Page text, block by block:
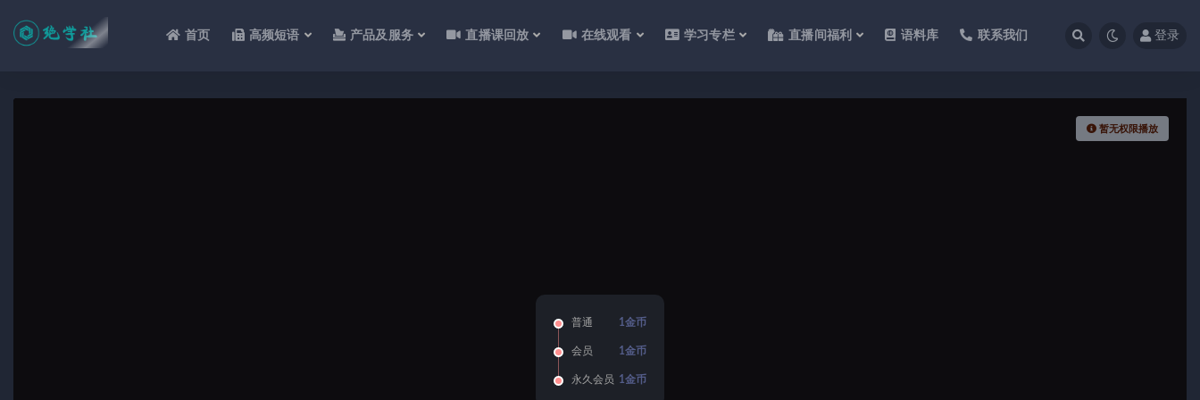
首页 高频短语 产品及服务 直播课回放 在线观看 学习专栏 直播间福利 语料库 联系我们 登录
暂无权限播放
普通 1金币
会员 1金币
永久会员 1金币